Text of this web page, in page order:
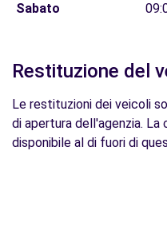
Sabato
Restituzione del
Le restituzioni dei veicoli
di apertura dell'agenzia. La
disponibile al di fuori di